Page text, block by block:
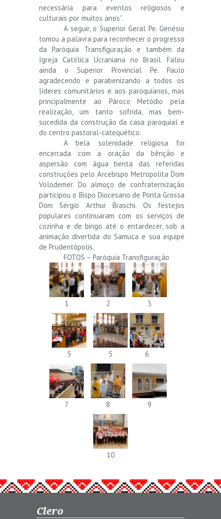
necessária para eventos religiosos e
culturais por muitos anos”.
A seguir, o Superior Geral Pe. Genésio
tomou a palavra para reconhecer o progresso
da Paróquia Transfiguração e também da
Igreja Católica Ucraniana no Brasil. Falou
ainda o Superior Provincial Pe. Paulo
agradecendo e parabenizando a todos os
líderes comunitários e aos paroquianos, mas
principalmente ao Pároco Metódio pela
realização, um tanto sofrida, mas bem-
sucedida da construção da casa paroquial e
do centro pastoral-catequético.
A bela solenidade religiosa foi
encerrada com a oração da bênção e
aspersão com água benta das referidas
construções pelo Arcebispo Metropolita Dom
Volodemer. Do almoço de confraternização
participou o Bispo Diocesano de Ponta Grossa
Dom Sérgio Arthur Braschi. Os festejos
populares continuaram com os serviços de
cozinha e de bingo até o entardecer, sob a
animação divertida do Samuca e sua equipe
de Prudentópolis.
FOTOS – Paróquia Transfiguração
1 2 3
5 5 6
7 8 9
10
Clero